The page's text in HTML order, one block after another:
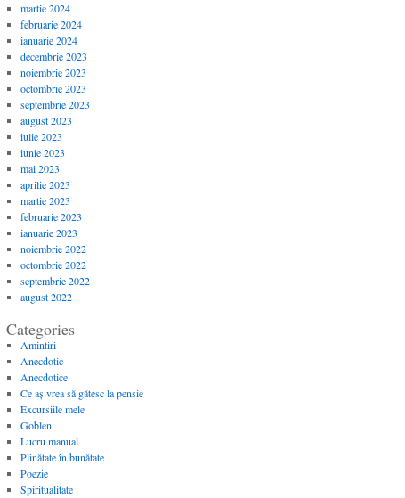
martie 2024
februarie 2024
ianuarie 2024
decembrie 2023
noiembrie 2023
octombrie 2023
septembrie 2023
august 2023
iulie 2023
iunie 2023
mai 2023
aprilie 2023
martie 2023
februarie 2023
ianuarie 2023
noiembrie 2022
octombrie 2022
septembrie 2022
august 2022
Categories
Amintiri
Anecdotic
Anecdotice
Ce aș vrea să gătesc la pensie
Excursiile mele
Goblen
Lucru manual
Plinătate în bunătate
Poezie
Spiritualitate